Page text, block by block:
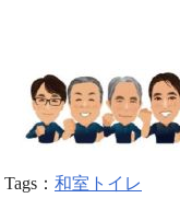
Tags： 和室トイレ